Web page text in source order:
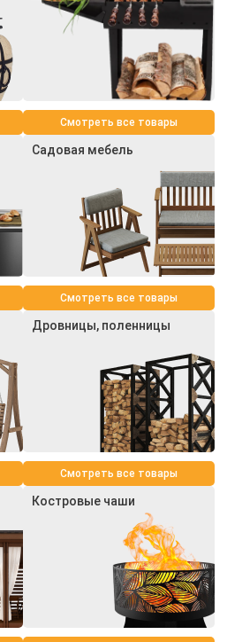
Смотреть все товары
Садовая мебель
Смотреть все товары
Дровницы, поленницы
Смотреть все товары
Костровые чаши